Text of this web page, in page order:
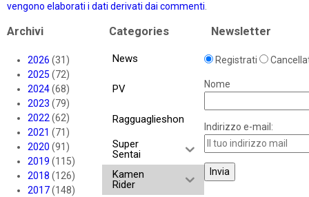
vengono elaborati i dati derivati dai commenti.
Archivi
2026 (31)
2025 (72)
2024(68)
2023 (79)
2022(62)
2021 (71)
2020 (91)
2019 (115)
2018 (126)
2017(148)
Categories
News
PV
Ragguaglieshon
Super
Sentai
Kamen
Rider
Newsletter
Registrati
Nome
Indirizzo e-mail: